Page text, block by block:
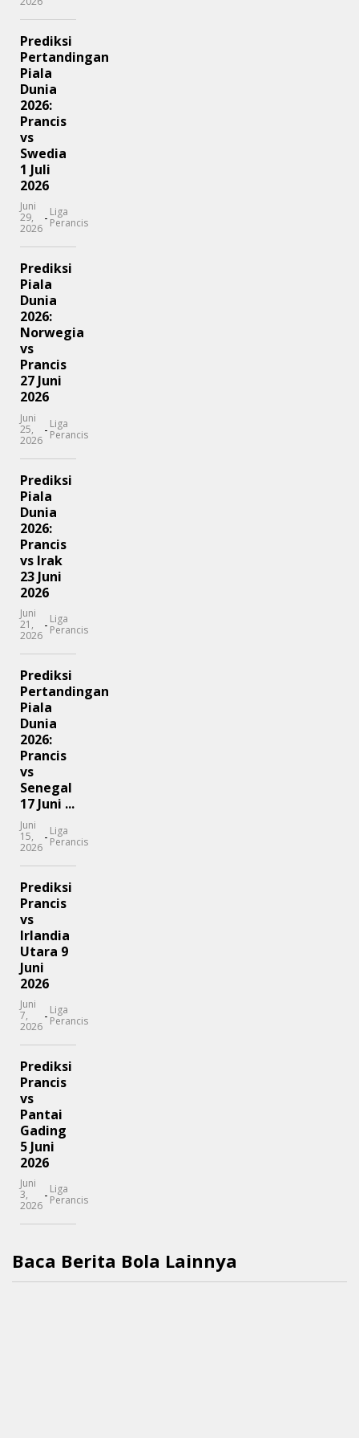
Prediksi
Pertandingan
Piala
Dunia
2026:
Prancis
vs
Swedia
1 Juli
2026
Juni
29,
2026
- Liga
Perancis
Prediksi
Piala
Dunia
2026:
Norwegia
vs
Prancis
27 Juni
2026
Juni
25,
2026
- Liga
Perancis
Prediksi
Piala
Dunia
2026:
Prancis
vs Irak
23 Juni
2026
Juni
21,
2026
- Liga
Perancis
Prediksi
Pertandingan
Piala
Dunia
2026:
Prancis
vs
Senegal
17 Juni ...
Juni
15,
2026
- Liga
Perancis
Prediksi
Prancis
vs
Irlandia
Utara 9
Juni
2026
Juni
7,
2026
- Liga
Perancis
Prediksi
Prancis
vs
Pantai
Gading
5 Juni
2026
Juni
3,
2026
- Liga
Perancis
Baca Berita Bola Lainnya